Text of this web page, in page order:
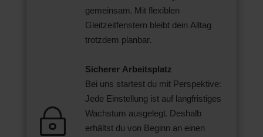
gemeinsam. Mit flexiblen
Gleitzeitfenstern bleibt dein Alltag
trotzdem planbar.
~
Sicherer Arbeitsplatz
Bei uns startest du mit Perspektive:
Jede Einstellung ist auf langfristiges
Wachstum ausgelegt. Deshalb
erhältst du von Beginn an einen